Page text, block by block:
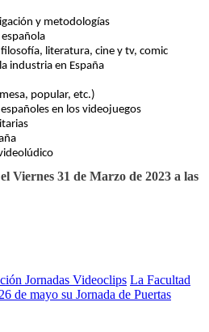
y metodologías
literatura, cine y tv, comic
industria en España
popular, etc.)
en los videojuegos
Viernes 31 de Marzo de 2023 a las
Jornadas Videoclips La Facultad
de mayo su Jornada de Puertas